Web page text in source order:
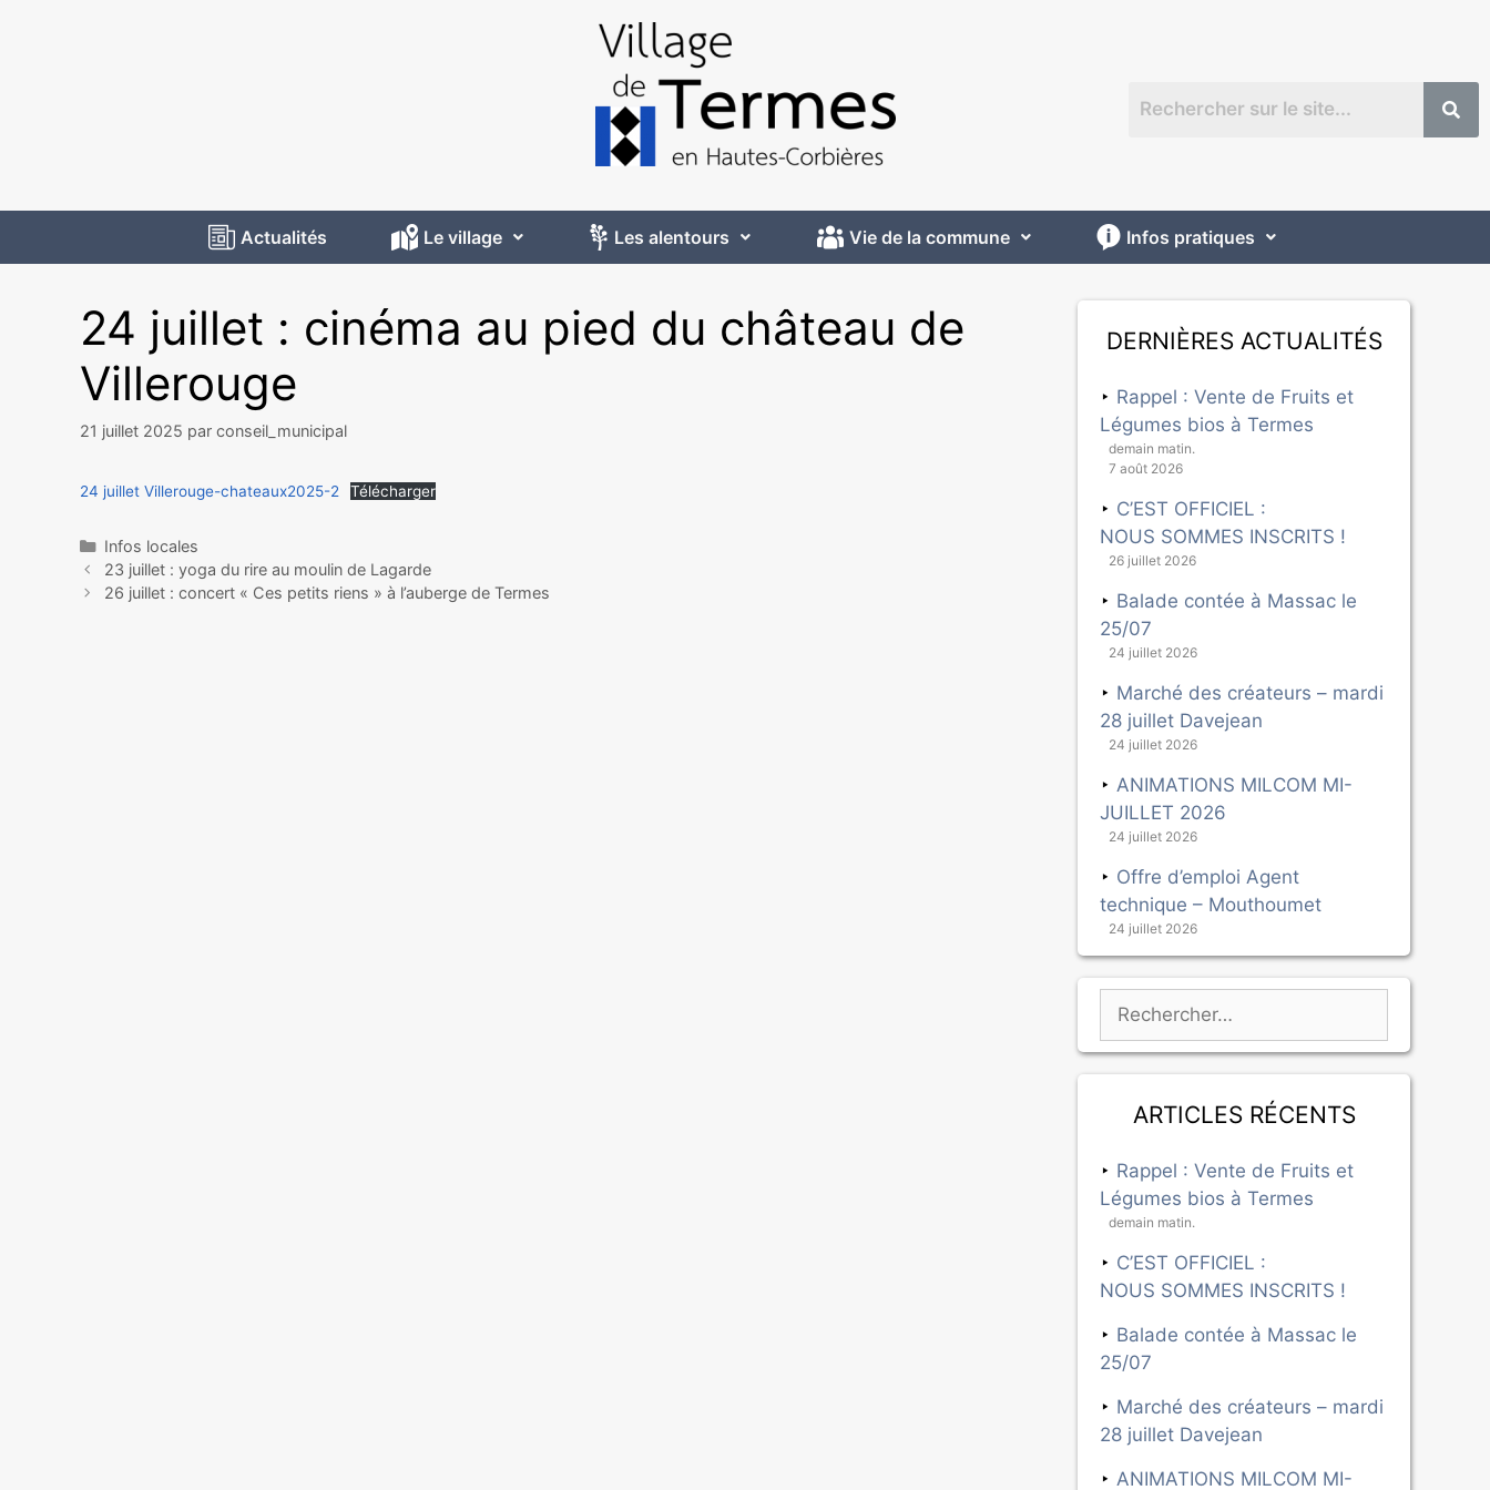
Actualités Le village Les alentours Vie de la commune Infos pratiques
24 juillet : cinéma au pied du château de
Villerouge
21 juillet 2025 par conseil_municipal
24 juillet Villerouge-chateaux2025-2 Télécharger
Infos locales
23 juillet : yoga du rire au moulin de Lagarde
26 juillet : concert « Ces petits riens » à l’auberge de Termes
Dernières actualités
Rappel : Vente de Fruits et
Légumes bios à Termes
demain matin.
7 août 2026
C’EST OFFICIEL :
NOUS SOMMES INSCRITS !
26 juillet 2026
Balade contée à Massac le
25/07
24 juillet 2026
Marché des créateurs – mardi
28 juillet Davejean
24 juillet 2026
ANIMATIONS MILCOM MI-
JUILLET 2026
24 juillet 2026
Offre d’emploi Agent
technique – Mouthoumet
24 juillet 2026
Articles récents
Rappel : Vente de Fruits et
Légumes bios à Termes
demain matin.
C’EST OFFICIEL :
NOUS SOMMES INSCRITS !
Balade contée à Massac le
25/07
Marché des créateurs – mardi
28 juillet Davejean
ANIMATIONS MILCOM MI-